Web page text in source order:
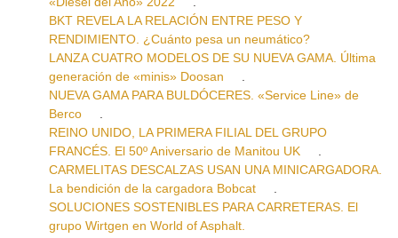
BKT REVELA LA RELACIÓN ENTRE PESO Y
RENDIMIENTO. ¿Cuánto pesa un neumático?
LANZA CUATRO MODELOS DE SU NUEVA GAMA. Última
generación de «minis» Doosan
NUEVA GAMA PARA BULDÓCERES. «Service Line» de
Berco
REINO UNIDO, LA PRIMERA FILIAL DEL GRUPO
FRANCÉS. El 50º Aniversario de Manitou UK
CARMELITAS DESCALZAS USAN UNA MINICARGADORA.
La bendición de la cargadora Bobcat
SOLUCIONES SOSTENIBLES PARA CARRETERAS. El
grupo Wirtgen en World of Asphalt.